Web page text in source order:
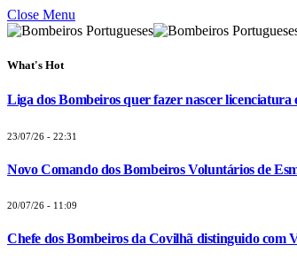
Close Menu
What's Hot
Liga dos Bombeiros quer fazer nascer
23/07/26 - 22:31
Novo Comando dos Bombeiros Voluntários de
20/07/26 - 11:09
Chefe dos Bombeiros da Covilhã distinguido com